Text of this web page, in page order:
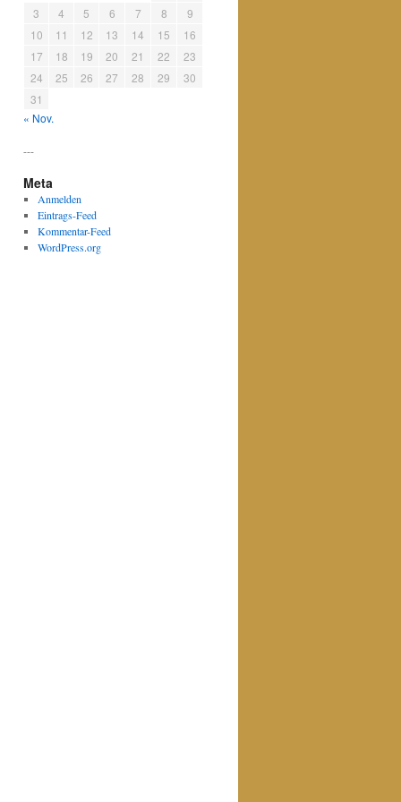
3
4 5 6 7 8
9
10
11 12 13 14 15
16
17
18 19 20 21 22
23
24
25 26 27 28 29
30
31
« Nov.
---
Meta
Anmelden
Eintrags-Feed
Kommentar-Feed
WordPress.org